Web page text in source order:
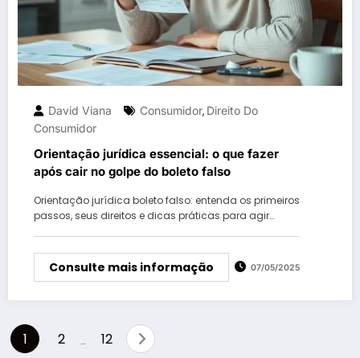
David Viana Consumidor, Direito Do
Consumidor
Orientação jurídica essencial: o que fazer
após cair no golpe do boleto falso
Orientação jurídica boleto falso: entenda os primeiros
passos, seus direitos e dicas práticas para agir…
Consulte mais informação 07/05/2025
Paginação
1 2 … 12